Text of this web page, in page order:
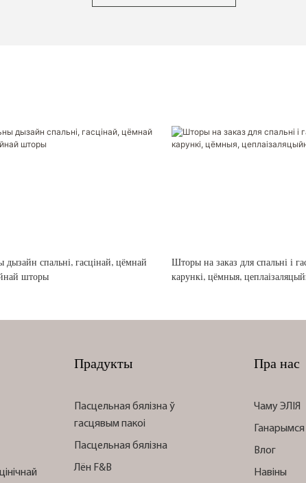
дызайн спальні, гасцінай, цёмнай
шторы
Шторы на заказ для спальні і
карункі, цёмныя,
Прадукты
Пасцельная бялізна ў
гасцявым пакоі
Пасцельная бялізна
Лён F&B
Пра нас
Чаму ЭЛІЯ
Ганарымся
Влог
Навіны